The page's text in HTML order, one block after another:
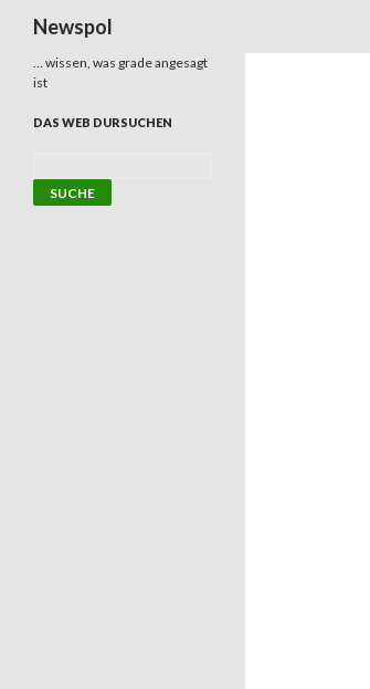
Newspol
… wissen, was grade angesagt
ist
DAS WEB DURSUCHEN